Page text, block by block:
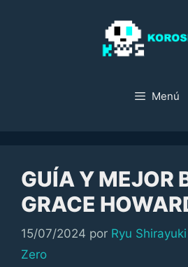
Menú
GUÍA Y MEJOR
GRACE
15/07/2024 por Ryu Shirayuki
Zero